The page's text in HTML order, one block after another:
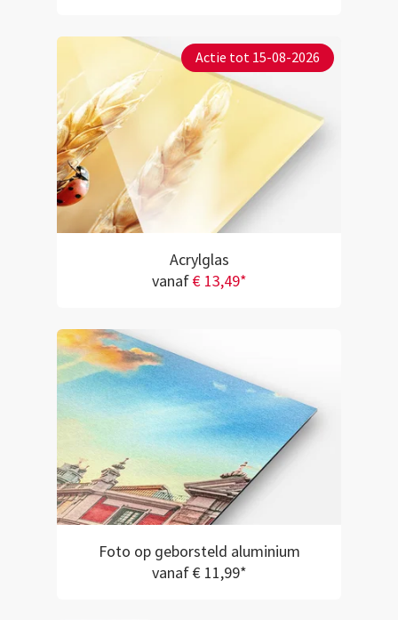
Actie tot 15-08-2026
Acrylglas
vanaf€ 13,49*
Foto op geborsteld aluminium
vanaf € 11,99*